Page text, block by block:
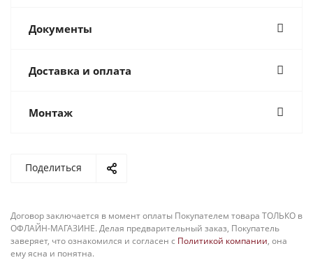
Документы
Доставка и оплата
Монтаж
Поделиться
Договор заключается в момент оплаты Покупателем товара ТОЛЬКО в
ОФЛАЙН-МАГАЗИНЕ. Делая предварительный заказ, Покупатель
заверяет, что ознакомился и согласен с Политикой компании, она
ему ясна и понятна.